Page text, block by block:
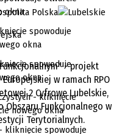
- projekt
w ramach RPO
2 Cyfrowe Lubelskie,
Obszaru Funkcjonalnego w
Terytorialnych.